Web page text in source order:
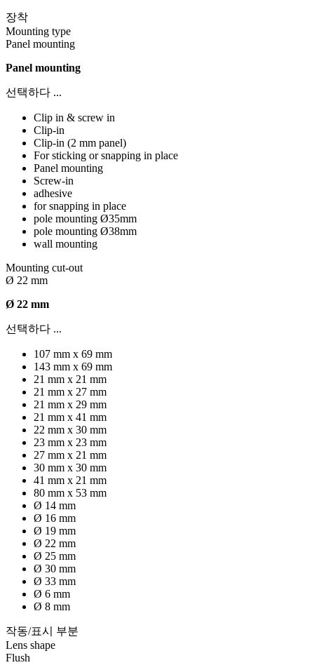
장착
Mounting type
Panel mounting
Panel mounting
선택하다 ...
Clip in & screw in
Clip-in
Clip-in (2 mm panel)
For sticking or snapping in place
Panel mounting
Screw-in
adhesive
for snapping in place
pole mounting Ø35mm
pole mounting Ø38mm
wall mounting
Mounting cut-out
Ø 22 mm
Ø 22 mm
선택하다 ...
107 mm x 69 mm
143 mm x 69 mm
21 mm x 21 mm
21 mm x 27 mm
21 mm x 29 mm
21 mm x 41 mm
22 mm x 30 mm
23 mm x 23 mm
27 mm x 21 mm
30 mm x 30 mm
41 mm x 21 mm
80 mm x 53 mm
Ø 14 mm
Ø 16 mm
Ø 19 mm
Ø 22 mm
Ø 25 mm
Ø 30 mm
Ø 33 mm
Ø 6 mm
Ø 8 mm
작동/표시 부분
Lens shape
Flush